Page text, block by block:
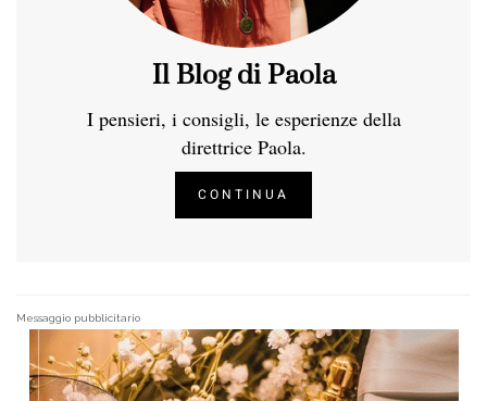
Il Blog di Paola
I pensieri, i consigli, le esperienze della
direttrice Paola.
CONTINUA
Messaggio pubblicitario